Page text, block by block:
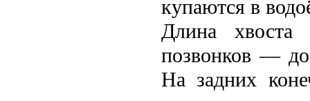
купаются в
Длина
позвонков —
На задних